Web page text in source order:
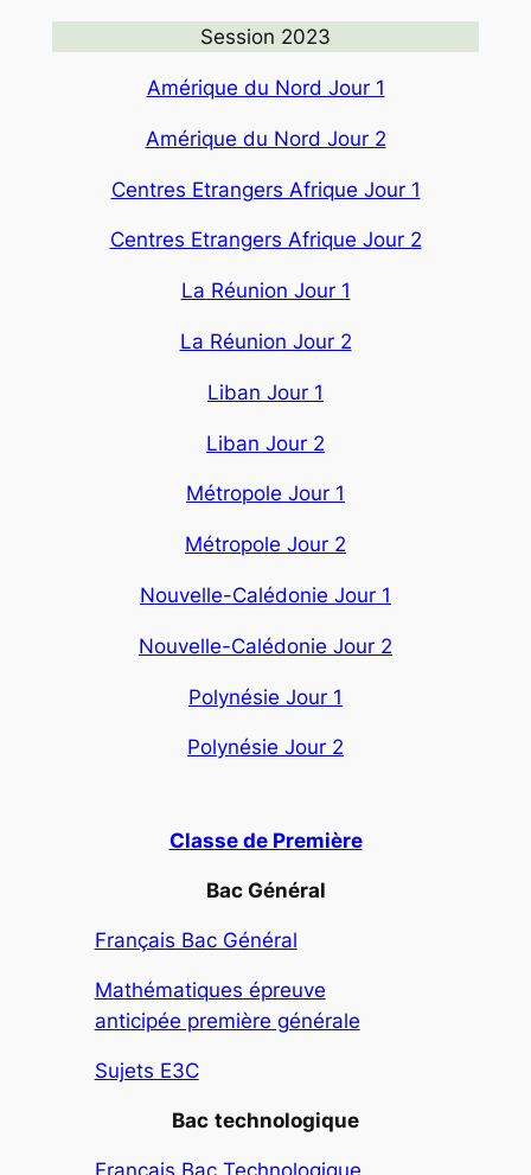
Session 2023
Amérique du Nord Jour 1
Amérique du Nord Jour 2
Centres Etrangers Afrique Jour 1
Centres Etrangers Afrique Jour 2
La Réunion Jour 1
La Réunion Jour 2
Liban Jour 1
Liban Jour 2
Métropole Jour 1
Métropole Jour 2
Nouvelle-Calédonie Jour 1
Nouvelle-Calédonie Jour 2
Polynésie Jour 1
Polynésie Jour 2
Classe de Première
Bac Général
Français Bac Général
Mathématiques épreuve
anticipée première générale
Sujets E3C
Bac technologique